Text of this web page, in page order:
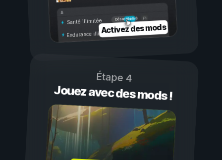
Activé
Désactivé
Santé illimitée
Endurance illimitéeActivez des mods
Étape 4
Jouez avec des mods !